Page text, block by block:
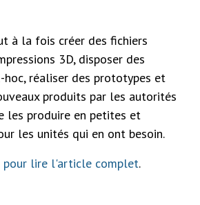
à la fois créer des fichiers
3D, disposer des
hoc, réaliser des prototypes et
produits par les autorités
les produire en petites et
les unités qui en ont besoin.
pour lire l'article complet.